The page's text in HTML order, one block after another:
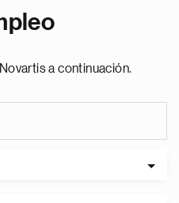
a continuación.